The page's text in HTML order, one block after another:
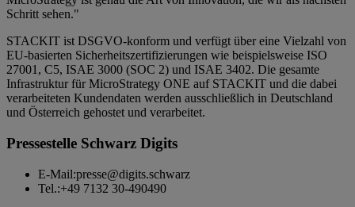
Schritt sehen."
STACKIT ist DSGVO-konform und verfügt über eine Vielzahl von
EU-basierten Sicherheitszertifizierungen wie beispielsweise ISO
27001, C5, ISAE 3000 (SOC 2) und ISAE 3402. Die gesamte
Infrastruktur für MicroStrategy ONE auf STACKIT und die dabei
verarbeiteten Kundendaten werden ausschließlich in Deutschland
und Österreich gehostet und verarbeitet.
Pressestelle Schwarz Digits
E-Mail:presse@digits.schwarz
Tel.:+49 7132 30-490490